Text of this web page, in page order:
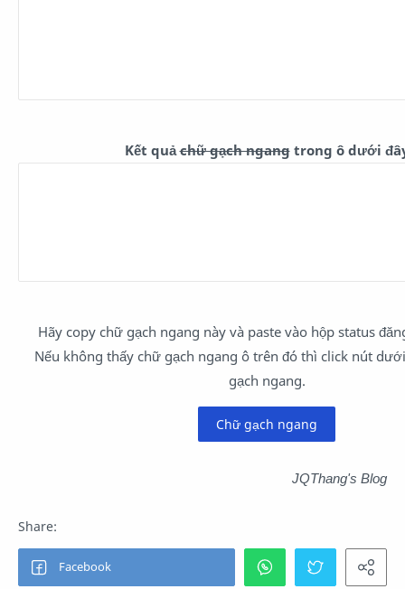
Kết quảchữ gạch ngangtrong ô dưới
Hãy copy chữ gạch ngang này và paste vào hộp status
Nếu không thấy chữ gạch ngang ô trên đó thì click nút
gạch ngang.
JQThang's Blog